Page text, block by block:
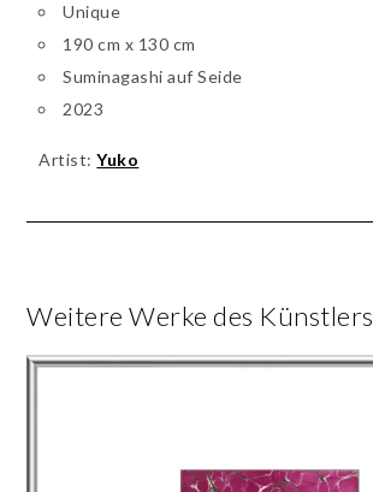
Unique
190 cm x 130 cm
Suminagashi auf Seide
2023
Artist:Yuko
Weitere Werke des Künstlers